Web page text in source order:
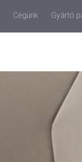
Cégünk Gyártó